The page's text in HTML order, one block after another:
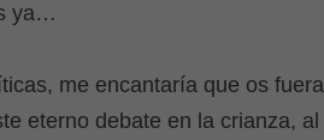
ya…
me encantaría que os
eterno debate en la crianza,